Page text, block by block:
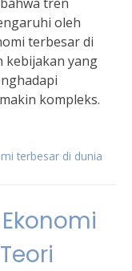
oleh
terbesar di
kebijakan yang
kompleks.
terbesar di dunia